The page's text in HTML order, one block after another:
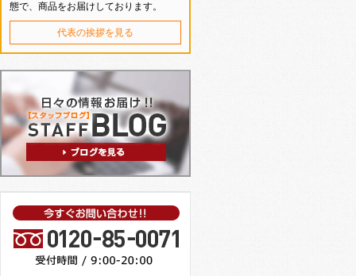
態で、商品をお届けしております。
代表の挨拶を見る